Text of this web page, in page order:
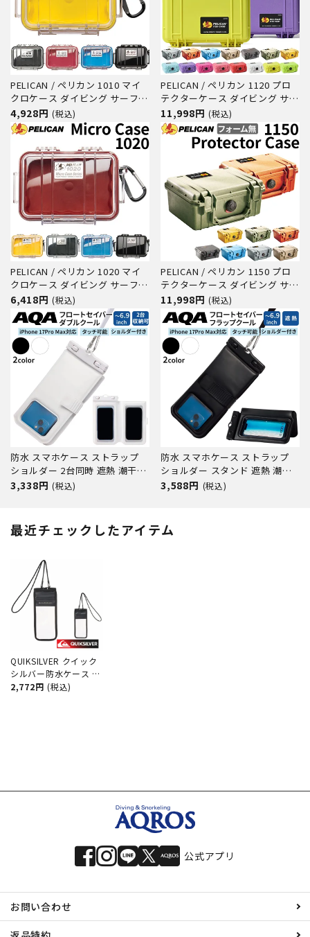
PELICAN / ペリカン 1010 マイ
クロケース ダイビング サーフィ
ン アウトドア キャンプ 釣り カ
メラ 精密機器 防水 防塵 耐衝撃
4,928円 (税込)
PELICAN / ペリカン 1120 プロ
テクターケース ダイビング サー
フィン アウトドア キャンプ 釣
り カメラ 精密機器 防水 防塵 耐
衝撃
11,998円 (税込)
PELICAN / ペリカン 1020 マイ
クロケース ダイビング サーフィ
ン アウトドア キャンプ 釣り カ
メラ 精密機器 防水 防塵 耐衝撃
6,418円 (税込)
PELICAN / ペリカン 1150 プロ
テクターケース ダイビング サー
フィン アウトドア キャンプ 釣
り カメラ 精密機器 防水 防塵 耐
衝撃
11,998円 (税込)
防水 スマホケース ストラップ
ショルダー 2台同時 遮熱 潮干狩
りFLOAT SAVER Double COOL
AQA 海遊び 南国旅行 旅行 沖
縄 iphone17 Android アン
3,338円 (税込)
防水 スマホケース ストラップ
ショルダー スタンド 遮熱 潮干
狩り 小物入れ FLOAT SAVER
ャー AQA 海遊び 南国旅行 旅
行 沖縄 iphone 17 Android ア
3,588円 (税込)
最近チェックしたアイテム
QUIKSILVER クイック
シルバー防水ケース ウ
ォータープルーフ スマ
2,772円 (税込)
公式アプリ
お問い合わせ